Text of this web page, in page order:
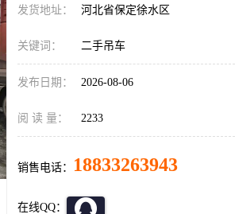
发货地址： 河北省保定徐水区
关键词： 二手吊车
发布日期： 2026-08-06
阅 读 量： 2233
销售电话： 18833263943
在线QQ：